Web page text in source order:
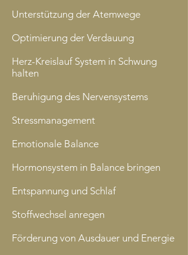
Unterstützung der Atemwege
Optimierung der Verdauung
Herz-Kreislauf System in Schwung
halten
Beruhigung des Nervensystems
Stressmanagement
Emotionale Balance
Hormonsystem in Balance bringen
Entspannung und Schlaf
Stoffwechsel anregen
Förderung von Ausdauer und Energie